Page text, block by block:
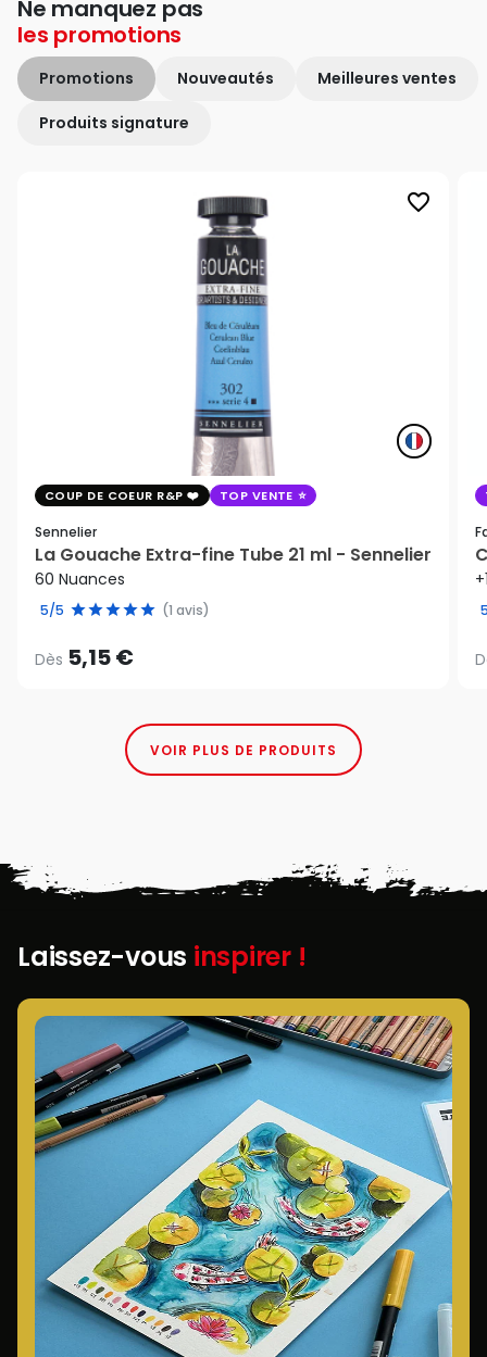
Ne manquez pas
les promotions
Promotions Nouveautés Meilleures ventes
Produits signature
favorite_border
COUP DE COEUR R&P TOP VENTE
Sennelier
La Gouache Extra-fine Tube 21 ml - Sennelier
60 Nuances
5/5 (1 avis)
Dès 5,15 €
VOIR PLUS DE PRODUITS
Laissez-vous inspirer !